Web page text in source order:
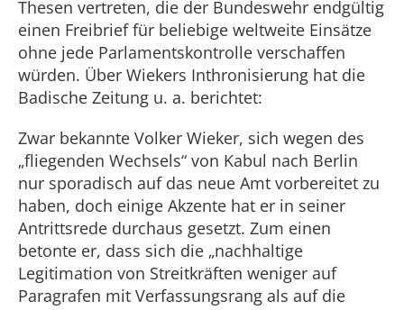
Thesen vertreten, die der Bundeswehr endgültig
einen Freibrief für beliebige weltweite Einsätze
ohne jede Parlamentskontrolle verschaffen
würden. Über Wiekers Inthronisierung hat die
Badische Zeitung u. a. berichtet:
Zwar bekannte Volker Wieker, sich wegen des
„fliegenden Wechsels“ von Kabul nach Berlin
nur sporadisch auf das neue Amt vorbereitet zu
haben, doch einige Akzente hat er in seiner
Antrittsrede durchaus gesetzt. Zum einen
betonte er, dass sich die „nachhaltige
Legitimation von Streitkräften weniger auf
Paragrafen mit Verfassungsrang als auf die